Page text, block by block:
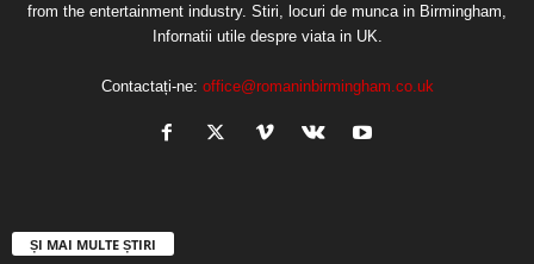
from the entertainment industry. Stiri, locuri de munca in Birmingham,
Infornatii utile despre viata in UK.
Contactați-ne: office@romaninbirmingham.co.uk
ȘI MAI MULTE ȘTIRI